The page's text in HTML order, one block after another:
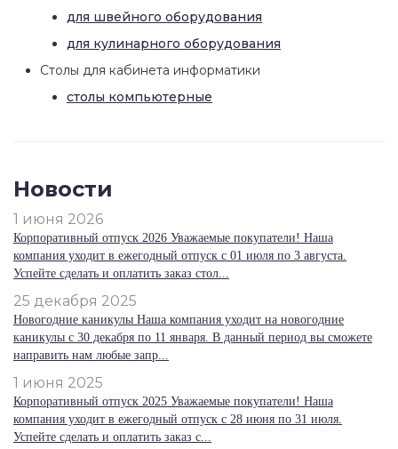
для швейного оборудования
для кулинарного оборудования
Столы для кабинета информатики
столы компьютерные
Новости
1 июня 2026
Корпоративный отпуск 2026 Уважаемые покупатели! Наша
компания уходит в ежегодный отпуск с 01 июля по 3 августа.
Успейте сделать и оплатить заказ стол...
25 декабря 2025
Новогодние каникулы Наша компания уходит на новогодние
каникулы с 30 декабря по 11 января. В данный период вы сможете
направить нам любые запр...
1 июня 2025
Корпоративный отпуск 2025 Уважаемые покупатели! Наша
компания уходит в ежегодный отпуск с 28 июня по 31 июля.
Успейте сделать и оплатить заказ с...